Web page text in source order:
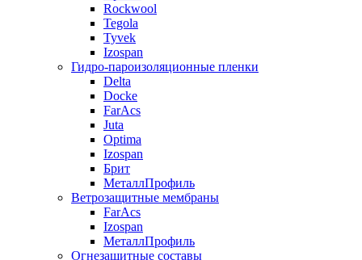
Rockwool
Tegola
Tyvek
Izospan
Гидро-пароизоляционные пленки
Delta
Docke
FarAcs
Juta
Optima
Izospan
Брит
МеталлПрофиль
Ветрозащитные мембраны
FarAcs
Izospan
МеталлПрофиль
Огнезащитные составы